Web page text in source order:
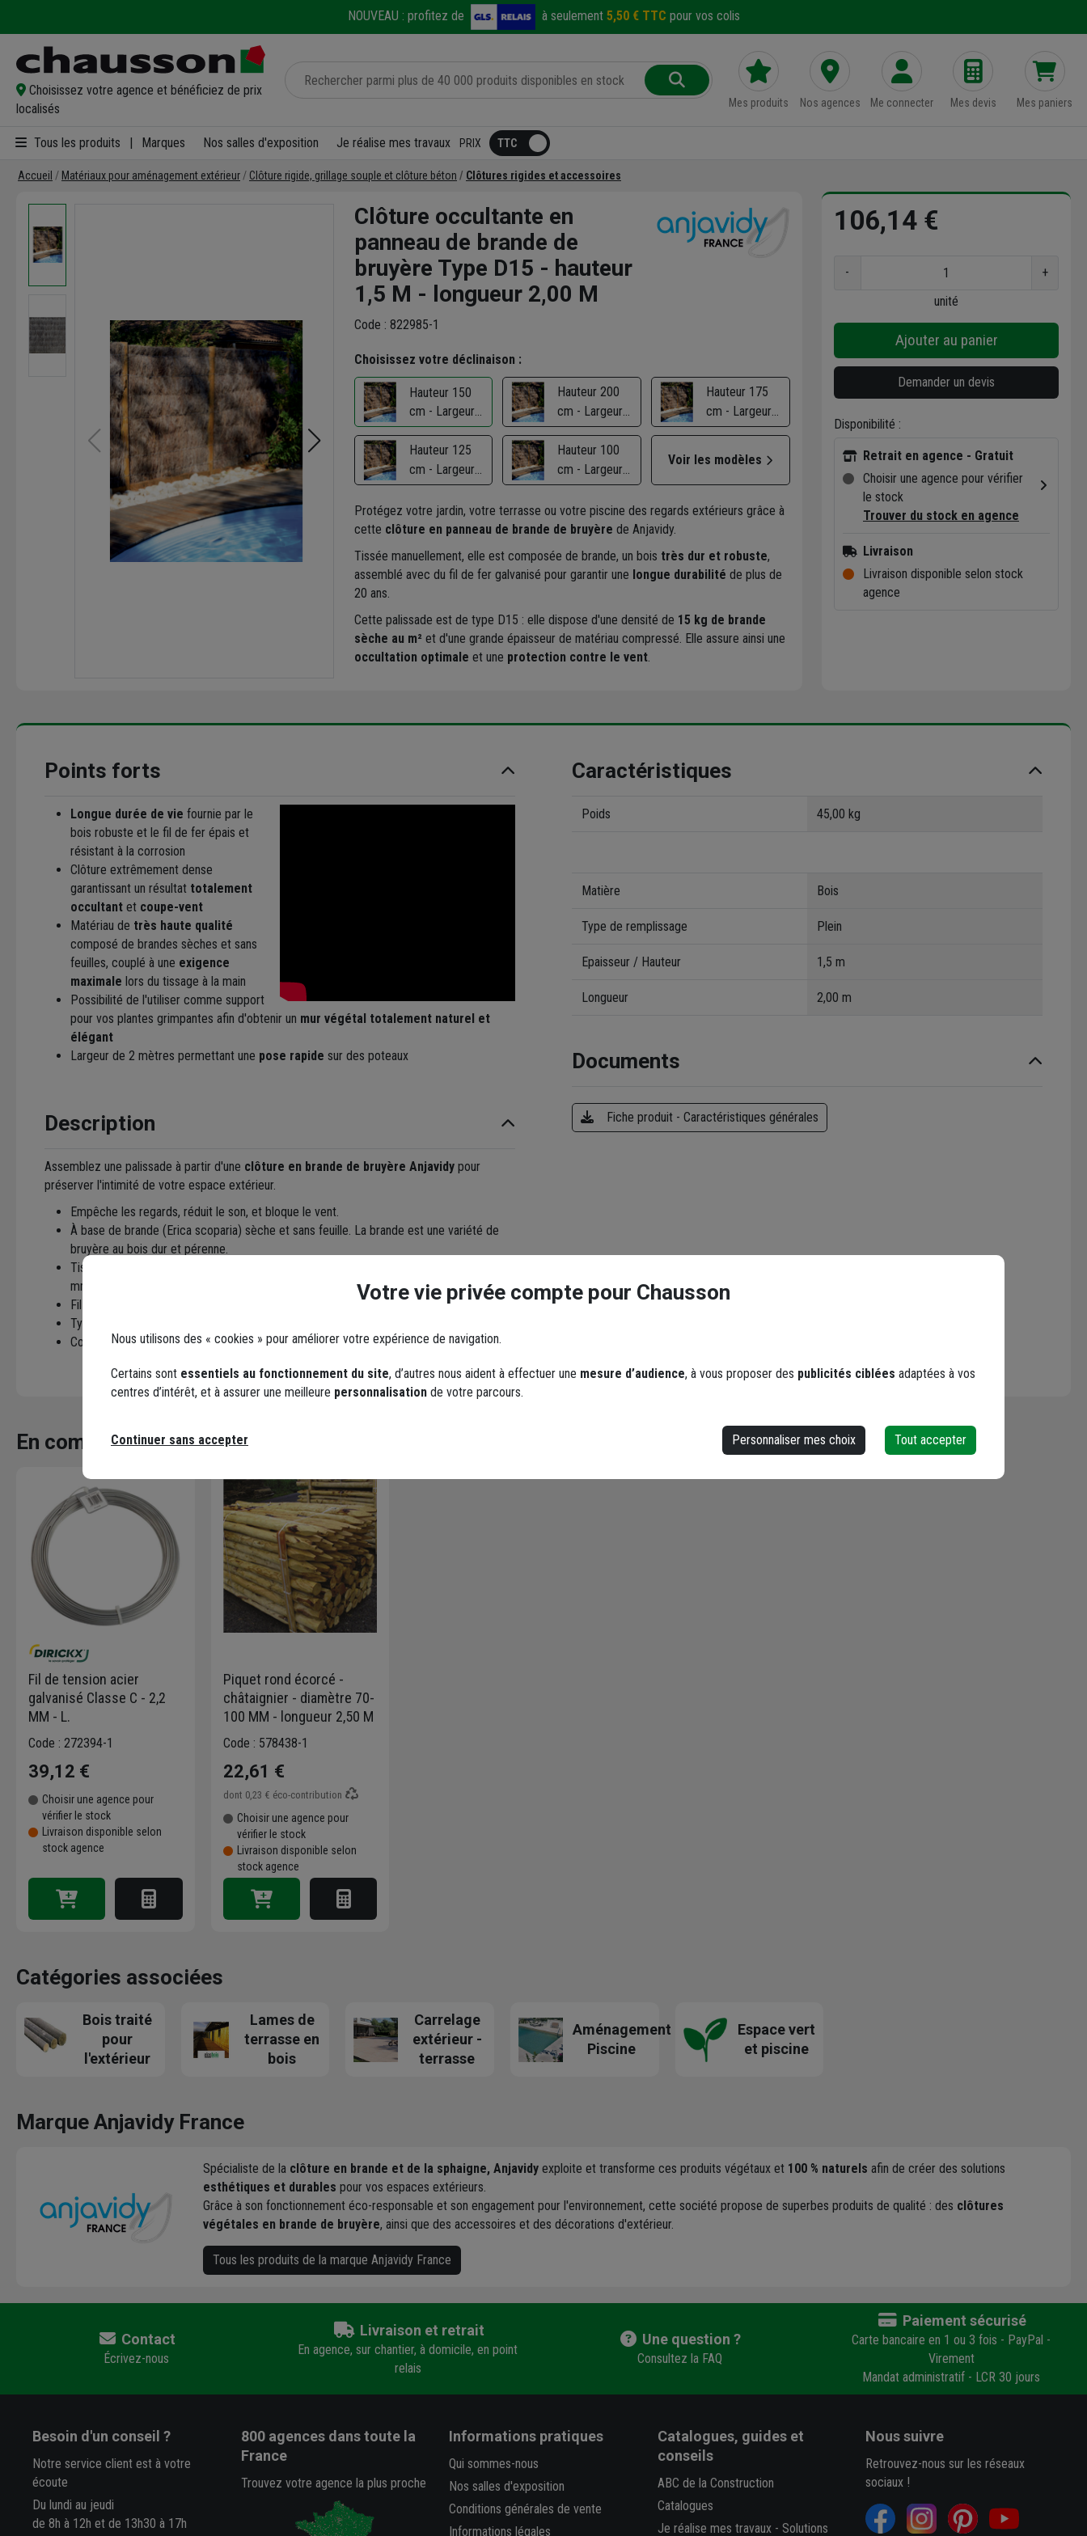
NOUVEAU : profitez de à seulement 5,50 € TTC pour vos colis
Choisissez votre agence et bénéficiez de prix
localisés
Mes produits Nos agences Me connecter Mes devis Mes paniers
Tous les produits Marques Nos salles d'exposition Je réalise mes travaux PRIX
Accueil Matériaux pour aménagement extérieur Clôture rigide, grillage souple et clôture béton Clôtures rigides et accessoires
Clôture occultante en
panneau de brande de
bruyère Type D15 - hauteur
1,5 M - longueur 2,00 M
Code : 822985-1
Choisissez votre déclinaison :
Hauteur 150
cm - Largeur
200 cm
Hauteur 200
cm - Largeur
200 cm
Hauteur 175
cm - Largeur
200 cm
Hauteur 125
cm - Largeur
200 cm
Hauteur 100
cm - Largeur
200 cm
Voir les modèles
Protégez votre jardin, votre terrasse ou votre piscine des regards extérieurs grâce à
cette clôture en panneau de brande de bruyère de Anjavidy.
Tissée manuellement, elle est composée de brande, un bois très dur et robuste,
assemblé avec du fil de fer galvanisé pour garantir une longue durabilité de plus de
20 ans.
Cette palissade est de type D15 : elle dispose d'une densité de 15 kg de brande
sèche au m² et d'une grande épaisseur de matériau compressé. Elle assure ainsi une
occultation optimale et une protection contre le vent.
106,14 €
-
+
unité
Ajouter au panier
Demander un devis
Disponibilité :
Retrait en agence - Gratuit
Choisir une agence pour vérifier
le stock
Trouver du stock en agence
Livraison
Livraison disponible selon stock
agence
Points forts
Longue durée de vie fournie par le
bois robuste et le fil de fer épais et
résistant à la corrosion
Clôture extrêmement dense
garantissant un résultat totalement
occultant et coupe-vent
Matériau de très haute qualité
composé de brandes sèches et sans
feuilles, couplé à une exigence
maximale lors du tissage à la main
Possibilité de l'utiliser comme support
pour vos plantes grimpantes afin d'obtenir un mur végétal totalement naturel et
élégant
Largeur de 2 mètres permettant une pose rapide sur des poteaux
Description
Assemblez une palissade à partir d'une clôture en brande de bruyère Anjavidy pour
préserver l'intimité de votre espace extérieur.
Empêche les regards, réduit le son, et bloque le vent.
À base de brande (Erica scoparia) sèche et sans feuille. La brande est une variété de
bruyère au bois dur et pérenne.
Tissage manuel avec du fil de fer galvanisé de 2,44 mm de diamètre en trame et de 1,6
mm en parement.
Fil de tension tous les 250 mm.
Type D15 (densité la plus élevée de la gamme) : 15 kg garantie au m².
Compressée de 60 à 75 mm d'épaisseur.
Caractéristiques
Poids 45,00 kg
Matière Bois
Type de remplissage Plein
Epaisseur / Hauteur 1,5 m
Longueur 2,00 m
Documents
Fiche produit - Caractéristiques générales
En complément
Fil de tension acier
galvanisé Classe C - 2,2
MM - L.
Code : 272394-1
39,12 €
Choisir une agence pour
vérifier le stock
Livraison disponible selon
stock agence
Piquet rond écorcé -
châtaignier - diamètre 70-
100 MM - longueur 2,50 M
Code : 578438-1
22,61 €
dont 0,23 € éco-contribution
Choisir une agence pour
vérifier le stock
Livraison disponible selon
stock agence
Catégories associées
Bois traité
pour
l'extérieur
Lames de
terrasse en
bois
Carrelage
extérieur -
terrasse
Aménagement
Piscine
Espace vert
et piscine
Marque Anjavidy France
Spécialiste de la clôture en brande et de la sphaigne, Anjavidy exploite et transforme ces produits végétaux et 100 % naturels afin de créer des solutions
esthétiques et durables pour vos espaces extérieurs.
Grâce à son fonctionnement éco-responsable et son engagement pour l'environnement, cette société propose de superbes produits de qualité : des clôtures
végétales en brande de bruyère, ainsi que des accessoires et des décorations d'extérieur.
Tous les produits de la marque Anjavidy France
Contact
Écrivez-nous
Livraison et retrait
En agence, sur chantier, à domicile, en point
relais
Une question ?
Consultez la FAQ
Paiement sécurisé
Carte bancaire en 1 ou 3 fois - PayPal -
Virement
Mandat administratif - LCR 30 jours
Besoin d'un conseil ?
Notre service client est à votre
écoute
Du lundi au jeudi
de 8h à 12h et de 13h30 à 17h
800 agencesdans toute la
France
Trouvez votre agence la plus proche
Informations pratiques
Qui sommes-nous
Nos salles d'exposition
Conditions générales de vente
Informations légales
Catalogues, guides et
conseils
ABC de la Construction
Catalogues
Je réalise mes travaux- Solutions
Nous suivre
Retrouvez-nous sur les réseaux
sociaux !
Votre vie privée compte pour Chausson
Nous utilisons des « cookies » pour améliorer votre expérience de navigation.
Certains sont essentiels au fonctionnement du site, d’autres nous aident à effectuer une mesure d’audience, à vous proposer des publicités ciblées adaptées à vos
centres d’intérêt, et à assurer une meilleure personnalisation de votre parcours.
Personnaliser mes choix Tout accepter
Continuer sans accepter